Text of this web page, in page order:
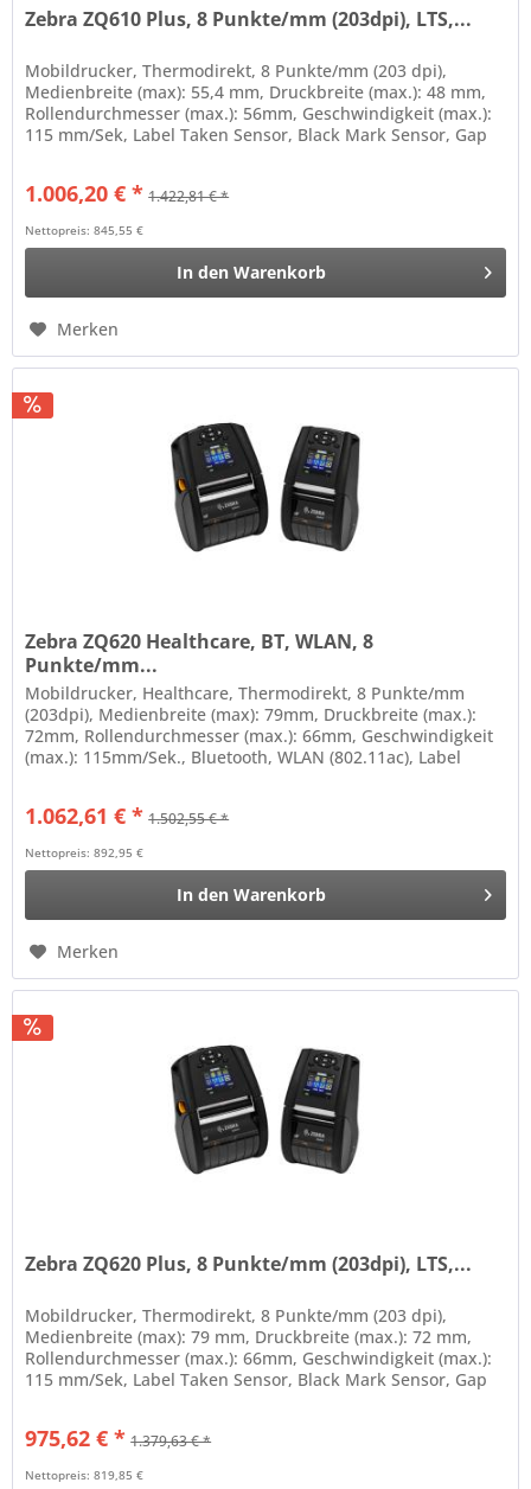
Zebra ZQ610 Plus, 8 Punkte/mm (203dpi), LTS,...
Mobildrucker, Thermodirekt, 8 Punkte/mm (203 dpi),
Medienbreite (max): 55,4 mm, Druckbreite (max.): 48 mm,
Rollendurchmesser (max.): 56mm, Geschwindigkeit (max.):
115 mm/Sek, Label Taken Sensor, Black Mark Sensor, Gap
1.006,20 € * 1.422,81 € *
Nettopreis: 845,55 €
In den Warenkorb
Merken
Zebra ZQ620 Healthcare, BT, WLAN, 8
Punkte/mm...
Mobildrucker, Healthcare, Thermodirekt, 8 Punkte/mm
(203dpi), Medienbreite (max): 79mm, Druckbreite (max.):
72mm, Rollendurchmesser (max.): 66mm, Geschwindigkeit
(max.): 115mm/Sek., Bluetooth, WLAN (802.11ac), Label
1.062,61 € * 1.502,55 € *
Nettopreis: 892,95 €
In den Warenkorb
Merken
Zebra ZQ620 Plus, 8 Punkte/mm (203dpi), LTS,...
Mobildrucker, Thermodirekt, 8 Punkte/mm (203 dpi),
Medienbreite (max): 79 mm, Druckbreite (max.): 72 mm,
Rollendurchmesser (max.): 66mm, Geschwindigkeit (max.):
115 mm/Sek, Label Taken Sensor, Black Mark Sensor, Gap
975,62 € * 1.379,63 € *
Nettopreis: 819,85 €